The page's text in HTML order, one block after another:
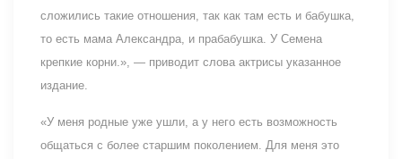
сложились такие отношения, так как там есть и бабушка,
то есть мама Александра, и прабабушка. У Семена
крепкие корни.», — приводит слова актрисы указанное
издание.
«У меня родные уже ушли, а у него есть возможность
общаться с более старшим поколением. Для меня это